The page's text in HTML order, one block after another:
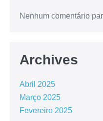
Nenhum comentário
Archives
Abril 2025
Março 2025
Fevereiro 2025